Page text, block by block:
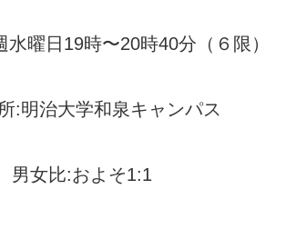
曜日19時〜20時40分（６限）
:明治大学和泉キャンパス
男女比:およそ1:1